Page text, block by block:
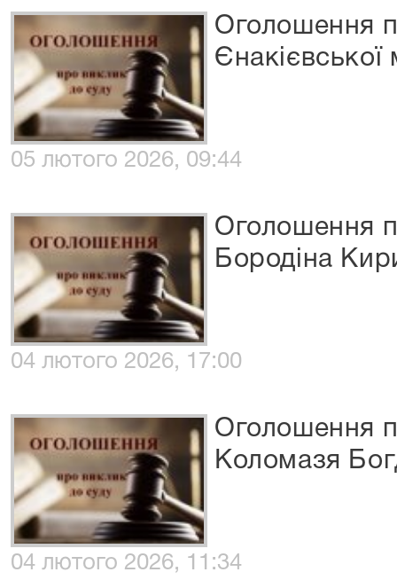
Оголошення
Єнакієвської
05 лютого 2026, 09:44
Оголошення
Бородіна
04 лютого 2026, 17:00
Оголошення
Коломазя
04 лютого 2026, 11:34